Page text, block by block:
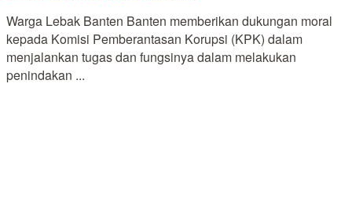
Warga Lebak Banten Banten memberikan dukungan moral
kepada Komisi Pemberantasan Korupsi (KPK) dalam
menjalankan tugas dan fungsinya dalam melakukan
penindakan ...